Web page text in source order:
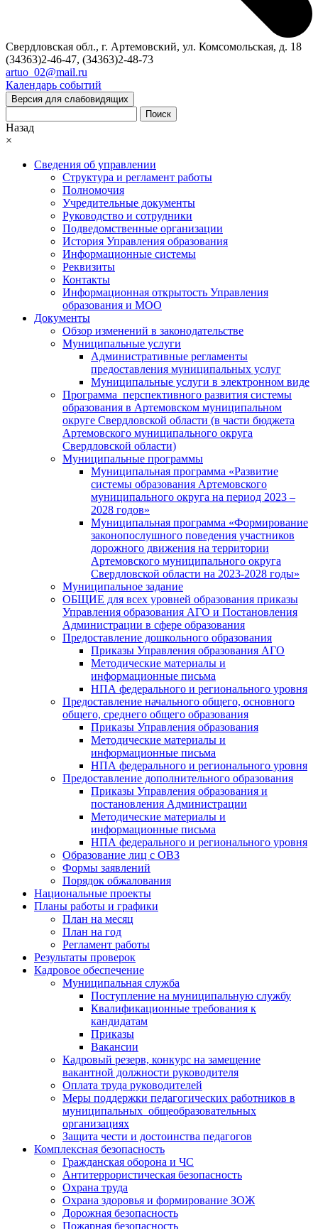
Свердловская обл., г. Артемовский, ул. Комсомольская, д. 18
(34363)2-46-47, (34363)2-48-73
artuo_02@mail.ru
Календарь событий
Версия для слабовидящих
Поиск
Назад
×
Сведения об управлении
Структура и регламент работы
Полномочия
Учредительные документы
Руководство и сотрудники
Подведомственные организации
История Управления образования
Информационные системы
Реквизиты
Контакты
Информационная открытость Управления
образования и МОО
Документы
Обзор изменений в законодательстве
Муниципальные услуги
Административные регламенты
предоставления муниципальных услуг
Муниципальные услуги в электронном виде
Программа перспективного развития системы
образования в Артемовском муниципальном
округе Свердловской области (в части бюджета
Артемовского муниципального округа
Свердловской области)
Муниципальные программы
Муниципальная программа «Развитие
системы образования Артемовского
муниципального округа на период 2023 –
2028 годов»
Муниципальная программа «Формирование
законопослушного поведения участников
дорожного движения на территории
Артемовского муниципального округа
Свердловской области на 2023-2028 годы»
Муниципальное задание
ОБЩИЕ для всех уровней образования приказы
Управления образования АГО и Постановления
Администрации в сфере образования
Предоставление дошкольного образования
Приказы Управления образования АГО
Методические материалы и
информационные письма
НПА федерального и регионального уровня
Предоставление начального общего, основного
общего, среднего общего образования
Приказы Управления образования
Методические материалы и
информационные письма
НПА федерального и регионального уровня
Предоставление дополнительного образования
Приказы Управления образования и
постановления Администрации
Методические материалы и
информационные письма
НПА федерального и регионального уровня
Образование лиц с ОВЗ
Формы заявлений
Порядок обжалования
Национальные проекты
Планы работы и графики
План на месяц
План на год
Регламент работы
Результаты проверок
Кадровое обеспечение
Муниципальная служба
Поступление на муниципальную службу
Квалификационные требования к
кандидатам
Приказы
Вакансии
Кадровый резерв, конкурс на замещение
вакантной должности руководителя
Оплата труда руководителей
Меры поддержки педагогических работников в
муниципальных общеобразовательных
организациях
Защита чести и достоинства педагогов
Комплексная безопасность
Гражданская оборона и ЧС
Антитеррористическая безопасность
Охрана труда
Охрана здоровья и формирование ЗОЖ
Дорожная безопасность
Пожарная безопасность